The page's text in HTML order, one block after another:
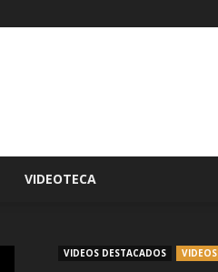
VIDEOTECA
VIDEOS DESTACADOS VIDEOS